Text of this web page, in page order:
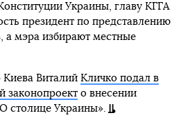
Украины, главу КГГА
президент по представлению
а мэра избирают местные
Виталий Кличко подал в
законопроекто внесении
столице Украины».